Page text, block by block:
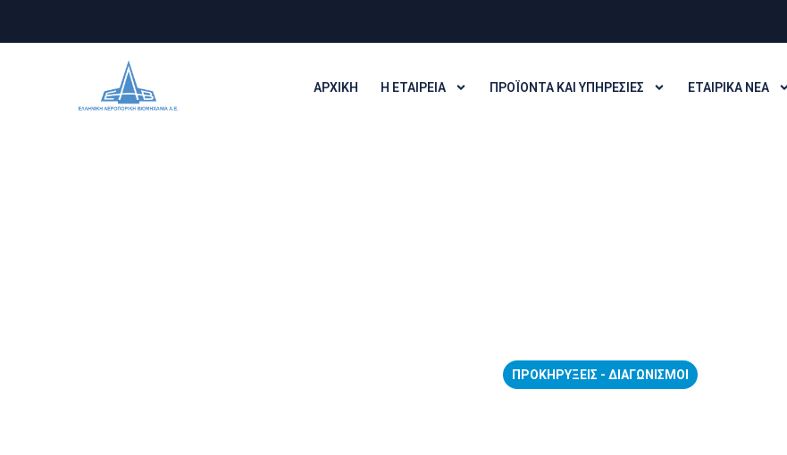
ΑΡΧΙΚΉ Η ΕΤΑΙΡΕΊΑ ΠΡΟΪΌΝΤΑ ΚΑΙ ΥΠΗΡΕΣΊΕΣ ΕΤΑΙΡΙΚΆ ΝΈΑ
ΠΡΟΚΗΡΎΞΕΙΣ - ΔΙΑΓΩΝΙΣΜΟΊ